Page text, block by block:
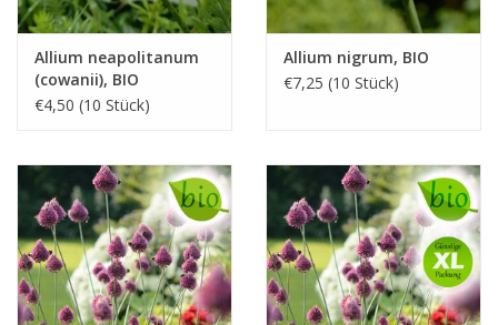
Allium neapolitanum
(cowanii), BIO
€4,50 (10 Stück)
Allium nigrum, BIO
€7,25 (10 Stück)